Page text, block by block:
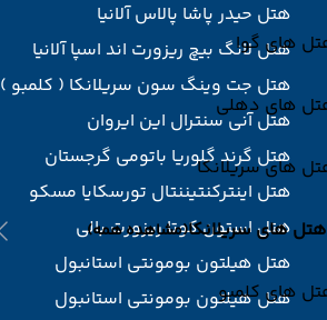
های گوا
های دهلی
های سریلانکا
هتل های سریلانکا(مشاهده همه)
های کلمبو
هتل حیدر پاشا پالاس آلانیا
هتل لانگ بیچ ریزورت اند اسپا آلانیا
هتل جت وینگ سون سریلانکا ( کلمبو )
هتل آنی سنترال این ایروان
هتل گرند گلوریا باتومی گرجستان
هتل اینترکنتیننتال تورسکایا مسکو
هتل استون کوتا ریزورت بالی
هتل هیلتون بومونتی استانبول
هتل هیلتون بومونتی استانبول